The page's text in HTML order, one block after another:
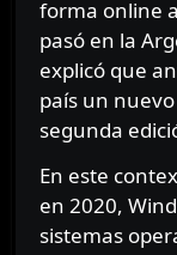
forma online
pasó en la
explicó que
país un
segunda
En este
en 2020,
sistemas